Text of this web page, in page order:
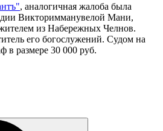
, аналогичная жалоба была
Викторимманувелой Мани,
из Набережных Челнов.
его богослужений. Судом на
размере 30 000 руб.